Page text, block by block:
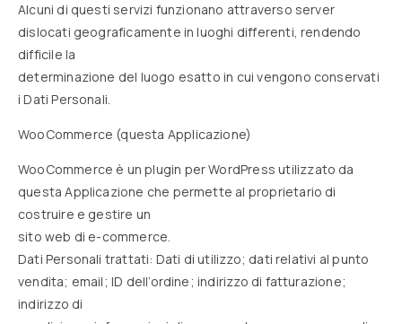
Alcuni di questi servizi funzionano attraverso server
dislocati geograficamente in luoghi differenti, rendendo
difficile la
determinazione del luogo esatto in cui vengono conservati
i Dati Personali.
WooCommerce (questa Applicazione)
WooCommerce è un plugin per WordPress utilizzato da
questa Applicazione che permette al proprietario di
costruire e gestire un
sito web di e-commerce.
Dati Personali trattati: Dati di utilizzo; dati relativi al punto
vendita; email; ID dell’ordine; indirizzo di fatturazione;
indirizzo di